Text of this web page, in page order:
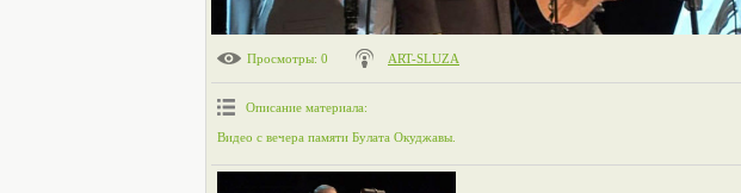
Просмотры: 0 ART-SLUZA
Описание материала:
Видео с вечера памяти Булата Окуджавы.